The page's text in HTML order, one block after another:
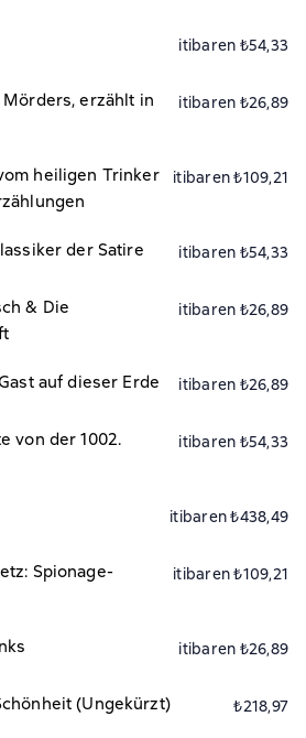
itibaren ₺54,33
erzählt in
itibaren ₺26,89
heiligen Trinker
itibaren ₺109,21
der Satire itibaren ₺54,33
& Die
itibaren ₺26,89
auf dieser Erde itibaren ₺26,89
von der 1002.
itibaren ₺54,33
itibaren ₺438,49
Spionage-
itibaren ₺109,21
itibaren ₺26,89
(Ungekürzt) ₺218,97